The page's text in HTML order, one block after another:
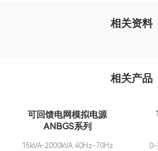
相关资料
相关产品
可回馈电网模拟电源
ANBGS系列
15kVA-2000kVA 40Hz-70Hz